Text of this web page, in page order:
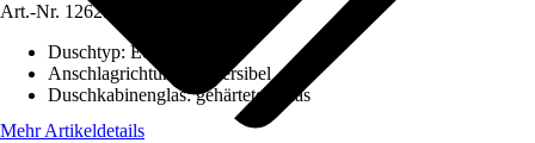
Art.-Nr. 12629305
Duschtyp: Eckeinstieg
Anschlagrichtung
Reversibel
Duschkabinenglas:gehärtetes Glas
Mehr Artikeldetails